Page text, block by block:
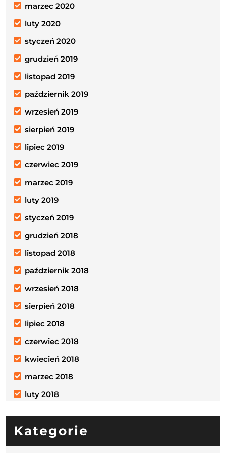
marzec 2020
luty 2020
styczeń 2020
grudzień 2019
listopad 2019
październik 2019
wrzesień 2019
sierpień 2019
lipiec 2019
czerwiec 2019
marzec 2019
luty 2019
styczeń 2019
grudzień 2018
listopad 2018
październik 2018
wrzesień 2018
sierpień 2018
lipiec 2018
czerwiec 2018
kwiecień 2018
marzec 2018
luty 2018
Kategorie